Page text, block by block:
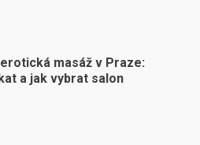
masáž v Praze:
a jak vybrat salon